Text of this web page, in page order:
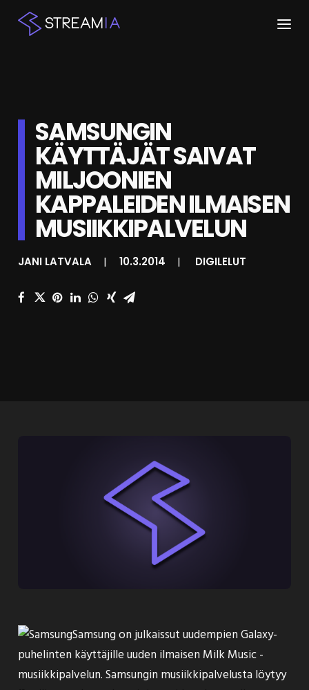
STREAMIT
KESKUSTELU
SHOP
SAMSUNGIN
KÄYTTÄJÄT SAIVAT
MILJOONIEN
KAPPALEIDEN ILMAISEN
MUSIIKKIPALVELUN
JANI LATVALA | 10.3.2014 | DIGILELUT
Samsung on julkaissut uudempien Galaxy-
puhelinten käyttäjille uuden ilmaisen Milk Music -
musiikkipalvelun. Samsungin musiikkipalvelusta löytyy